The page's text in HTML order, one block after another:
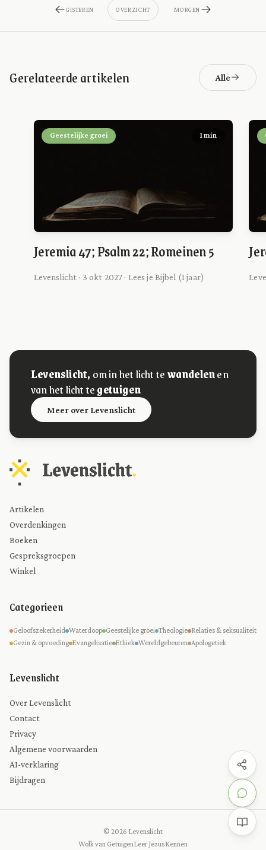
GISTEREN OVERZICHT MORGEN
Gerelateerde artikelen Alle
Geestelijke groei 1 min
Jeremia 47; Psalm 22; Romeinen 5
Levenslicht · 3 okt 2027 · Lees je Bijbel (1 jaar)
Levenslicht, om in het licht tewandelenen
van het licht tegetuigen
Meer over Levenslicht
Artikelen
Overdenkingen
Boeken
Gespreksgroepen
Winkel
Categorieen
Geloofszekerheid Waterdoop Geestelijke groei Theologie Relaties & seksualiteit
Gezin & opvoeding Evangelisatie Ethiek Wereldgebeuren Apologetiek
Levenslicht
Over Levenslicht
Contact
Privacy
Algemene voorwaarden
AI-verklaring
Bijdragen
© 2026 Levenslicht
Wolk van GetuigenLeer Jezus Kennen